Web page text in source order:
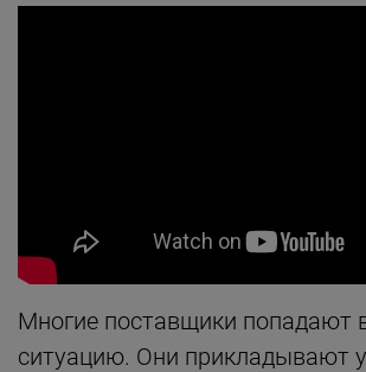
Многие поставщики попадают
ситуацию. Они прикладывают